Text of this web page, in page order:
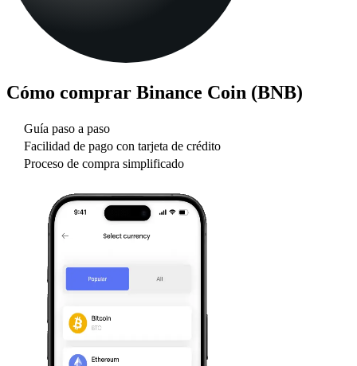
Cómo comprar Binance Coin (BNB)
Guía paso a paso
Facilidad de pago con tarjeta de crédito
Proceso de compra simplificado